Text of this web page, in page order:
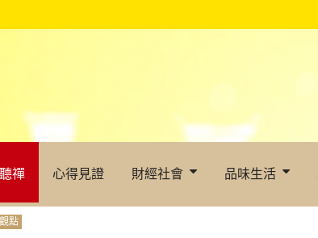
聽禪 心得見證 財經社會 品味生活
點